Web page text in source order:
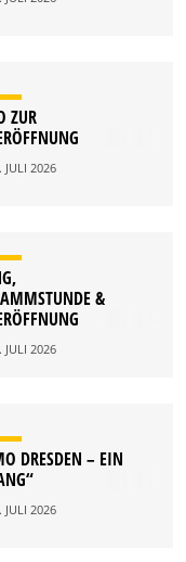
ZUR
JULI 2026
&
JULI 2026
DRESDEN – EIN
JULI 2026